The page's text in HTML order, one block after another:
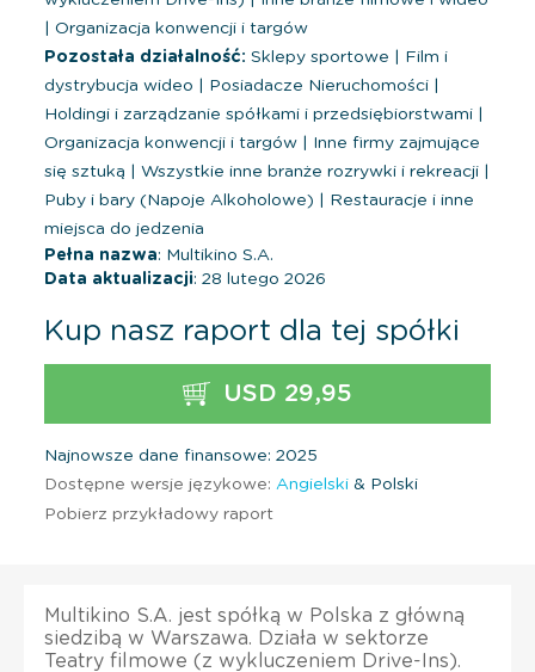
Organizacja konwencji i targów
Pozostała działalność: Sklepy sportowe
Film i
dystrybucja wideo
Posiadacze Nieruchomości
Holdingi i zarządzanie spółkami i przedsiębiorstwami
Organizacja konwencji i targów
Inne firmy zajmujące
się sztuką
Wszystkie inne branże rozrywki i rekreacji
Puby i bary (Napoje Alkoholowe)
Restauracje i inne
miejsca do jedzenia
Pełna nazwa: Multikino S.A.
Data aktualizacji: 28 lutego 2026
Kup nasz raport dla tej spółki
USD 29,95
Najnowsze dane finansowe: 2025
Dostępne wersje językowe: Angielski & Polski
Pobierz przykładowy raport
Multikino S.A. jest spółką w Polska z główną
siedzibą w Warszawa. Działa w sektorze
Teatry filmowe (z wykluczeniem Drive-Ins).